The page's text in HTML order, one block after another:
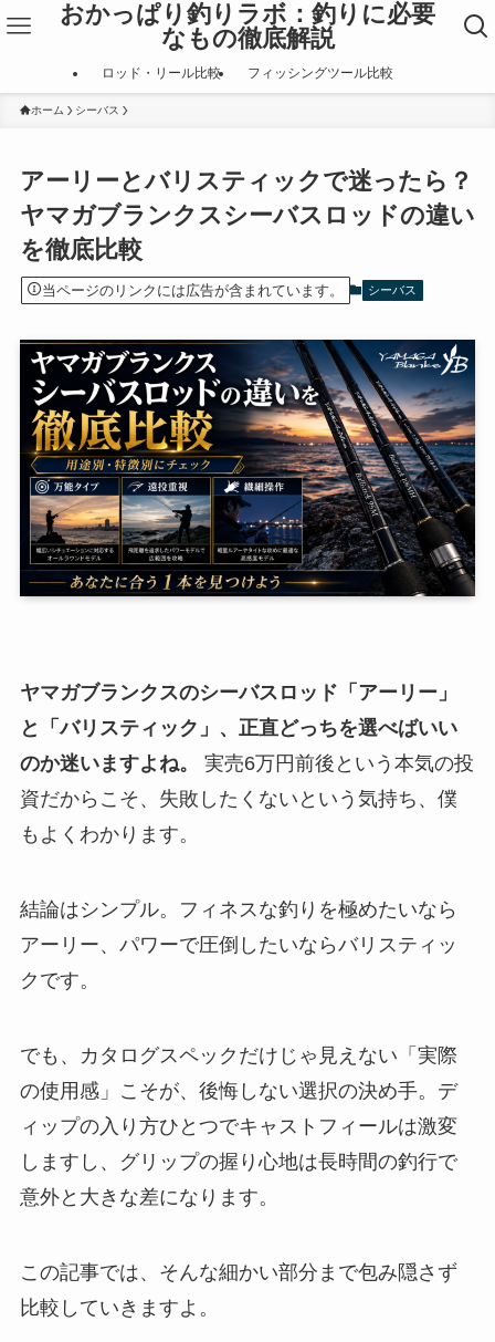
おかっぱり釣りラボ：釣りに必要
なもの徹底解説
ロッド・リール比較 フィッシングツール比較
ホーム シーバス
アーリーとバリスティックで迷ったら？
ヤマガブランクスシーバスロッドの違い
を徹底比較
当ページのリンクには広告が含まれています。 シーバス
ヤマガブランクスのシーバスロッド「アーリー」
と「バリスティック」、正直どっちを選べばいい
のか迷いますよね。
実売6万円前後という本気の投
資だからこそ、失敗したくないという気持ち、僕
もよくわかります。
結論はシンプル。フィネスな釣りを極めたいなら
アーリー、パワーで圧倒したいならバリスティッ
クです。
でも、カタログスペックだけじゃ見えない「実際
の使用感」こそが、後悔しない選択の決め手。デ
ィップの入り方ひとつでキャストフィールは激変
しますし、グリップの握り心地は長時間の釣行で
意外と大きな差になります。
この記事では、そんな細かい部分まで包み隠さず
比較していきますよ。